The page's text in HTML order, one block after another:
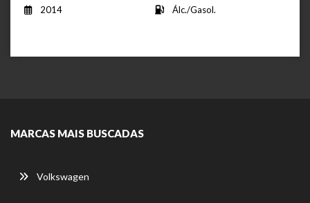
2014
Álc./Gasol.
MARCAS MAIS BUSCADAS
Volkswagen